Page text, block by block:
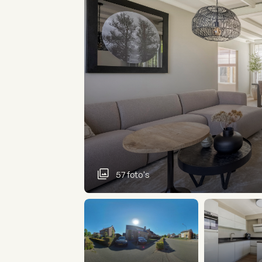
57 foto's